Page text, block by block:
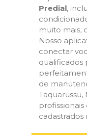
Predial,
muito mais,
Nosso
conectar
qualificados
de
Taquarussu,
cadastrados